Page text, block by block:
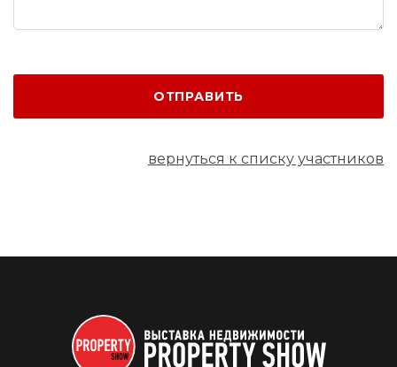
ОТПРАВИТЬ
вернуться к списку участников